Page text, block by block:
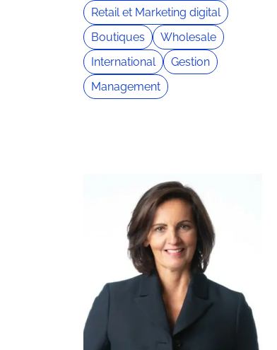
Retail et Marketing digital
Boutiques
Wholesale
International
Gestion
Management